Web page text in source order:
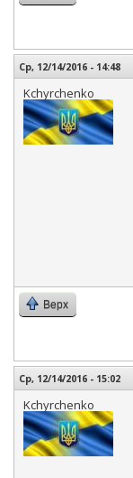
Ср, 12/14/2016 - 14:48
Kchyrchenko
Верх
Ср, 12/14/2016 - 15:02
Kchyrchenko